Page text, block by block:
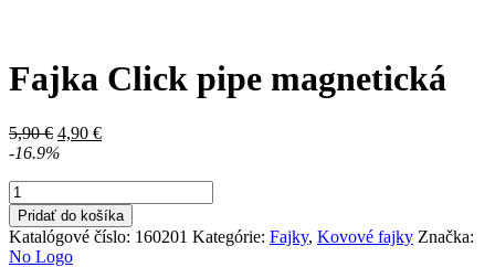
Fajka Click pipe magnetická
5,90€ Pôvodná
cena
4,90 €Aktuálna
-16.9%
množstvo
Fajka
Click
pipe
magnetická
Pridať do košíka
Katalógové číslo: 160201 Kategórie: Fajky, Kovové fajky Značka:
No Logo